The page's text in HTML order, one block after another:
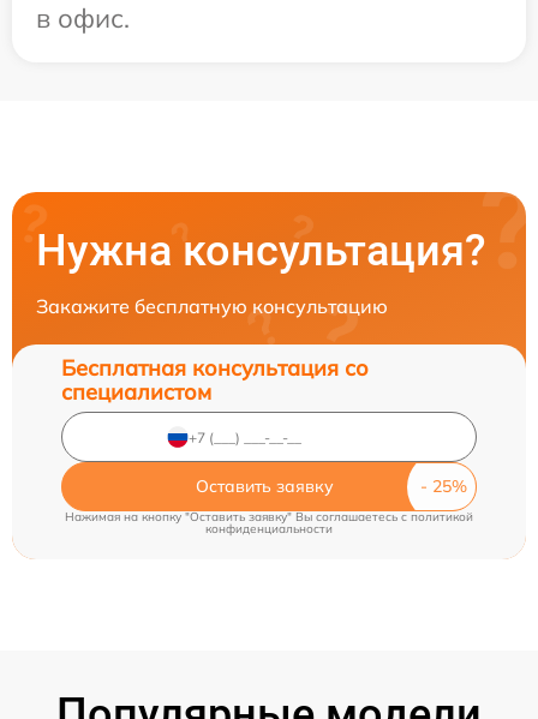
в офис.
Нужна консультация?
Закажите бесплатную консультацию
Бесплатная консультация со
специалистом
Оставить заявку
Нажимая на кнопку "Оставить заявку" Вы соглашаетесь cполитикой
конфиденциальности